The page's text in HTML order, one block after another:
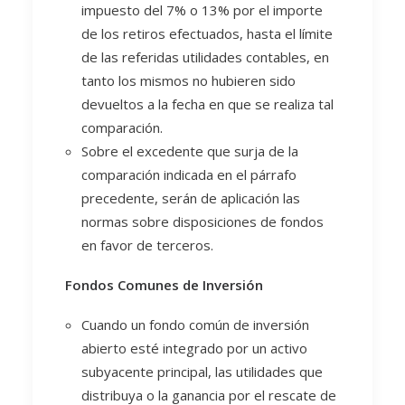
impuesto del 7% o 13% por el importe
de los retiros efectuados, hasta el límite
de las referidas utilidades contables, en
tanto los mismos no hubieren sido
devueltos a la fecha en que se realiza tal
comparación.
Sobre el excedente que surja de la
comparación indicada en el párrafo
precedente, serán de aplicación las
normas sobre disposiciones de fondos
en favor de terceros.
Fondos Comunes de Inversión
Cuando un fondo común de inversión
abierto esté integrado por un activo
subyacente principal, las utilidades que
distribuya o la ganancia por el rescate de